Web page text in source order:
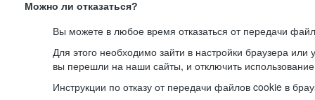
Можно ли отказаться?
Вы можете в любое время отказаться от передачи
Для этого необходимо зайти в настройки браузера или
вы перешли на наши сайты, и отключить
Инструкции по отказу от передачи файлов cookie в